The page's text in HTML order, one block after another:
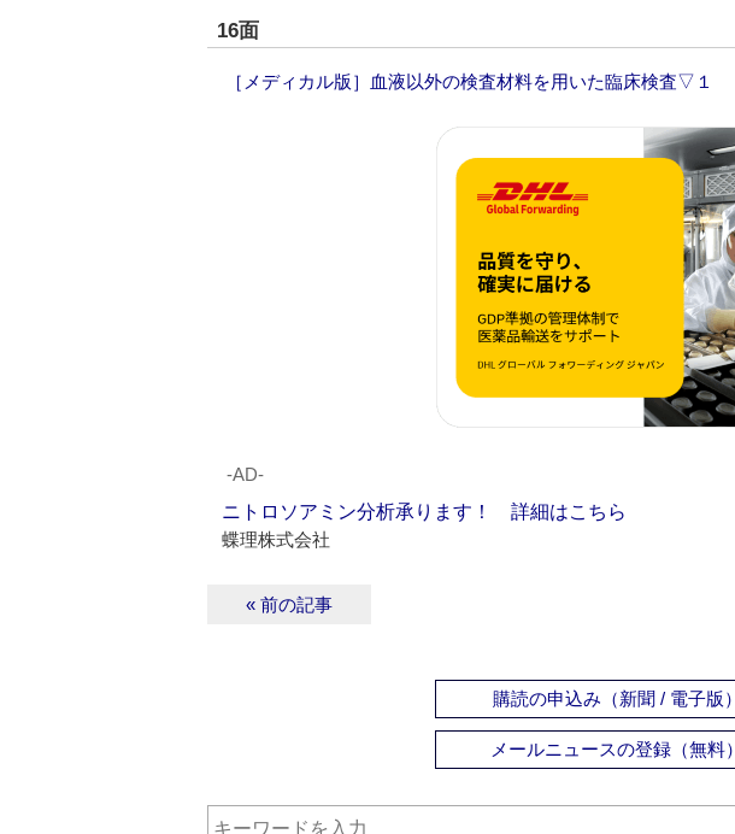
16面
［メディカル版］血液以外の検査材料を用いた臨床検査▽１
‐AD‐
ニトロソアミン分析承ります！ 詳細はこちら
蝶理株式会社
« 前の記事
購読の申込み（新聞 / 電子版）
メールニュースの登録（無料）